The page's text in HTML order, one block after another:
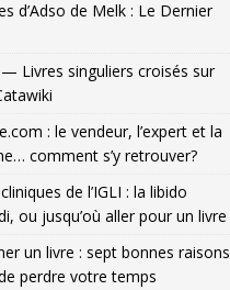
d’Adso de Melk : Le Dernier
Livres singuliers croisés sur
: le vendeur, l’expert et la
comment s’y retrouver?
de l’IGLI : la libido
ou jusqu’où aller pour un livre
un livre : sept bonnes raisons
perdre votre temps